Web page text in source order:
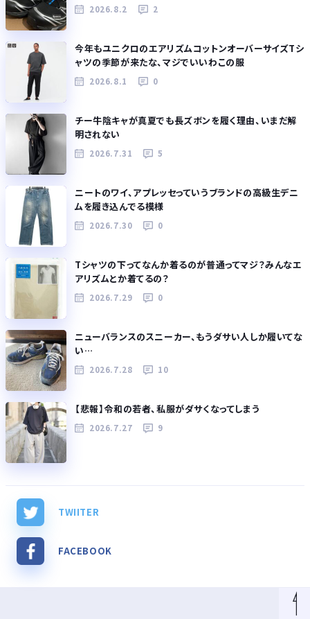
2026.8.2 2
今年もユニクロのエアリズムコットンオーバーサイズTシ
ャツの季節が来たな、マジでいいわこの服
2026.8.1 0
チー牛陰キャが真夏でも長ズボンを履く理由、いまだ解
明されない
2026.7.31 5
ニートのワイ、アプレッセっていうブランドの高級生デニ
ムを履き込んでる模様
2026.7.30 0
Tシャツの下ってなんか着るのが普通ってマジ？みんなエ
アリズムとか着てるの？
2026.7.29 0
ニューバランスのスニーカー、もうダサい人しか履いてな
い…
2026.7.28 10
【悲報】令和の若者、私服がダサくなってしまう
2026.7.27 9
TWIITER
FACEBOOK